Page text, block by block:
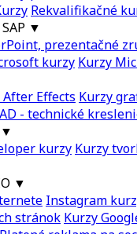
Rekvalifikačné
▼
prezentačné
kurzy Kurzy
Effects Kurzy
- technické
▼
kurzy Kurzy
▼
Instagram
stránok Kurzy